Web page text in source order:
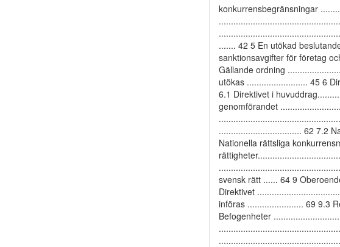
konkurrensbegränsningar
....... 42 5 En utökad
sanktionsavgifter för företag
Gällande ordning
utökas ......................... 45 6
6.1 Direktivet i
genomförandet
.................................. 62 7.2
Nationella rättsliga
svensk rätt ...... 64 9
Direktivet
införas ....................... 69 9.3
Befogenheter